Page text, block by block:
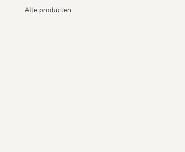
Alle producten